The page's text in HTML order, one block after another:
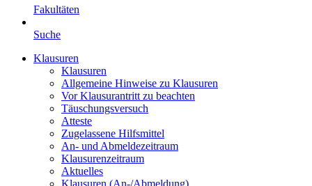
Fakultäten
Suche
Klausuren
Klausuren
Allgemeine Hinweise zu Klausuren
Vor Klausurantritt zu beachten
Täuschungsversuch
Atteste
Zugelassene Hilfsmittel
An- und Abmeldezeitraum
Klausurenzeitraum
Aktuelles
Klausuren (An-/Abmeldung)